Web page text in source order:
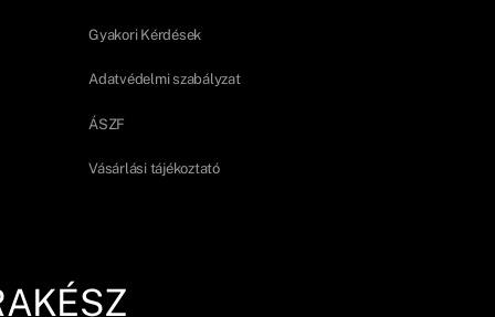
Gyakori Kérdések
Adatvédelmi szabályzat
ÁSZF
Vásárlási tájékoztató